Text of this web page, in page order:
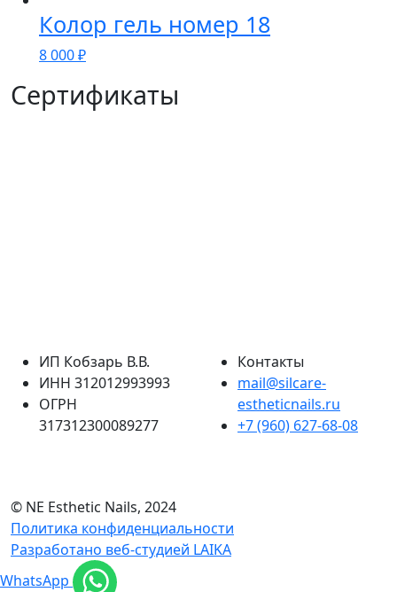
Колор гель номер 18
8 000₽
Сертификаты
ИП Кобзарь В.В.
ИНН 312012993993
ОГРН
317312300089277
Контакты
mail@silcare-
estheticnails.ru
+7 (960) 627-68-08
© NE Esthetic Nails, 2024
Политика конфиденциальности
Разработано веб-студией LAIKA
WhatsApp